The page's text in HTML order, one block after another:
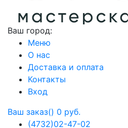
Ваш город:
Меню
О нас
Доставка и оплата
Контакты
Вход
Ваш заказ() 0 руб.
(4732)02-47-02